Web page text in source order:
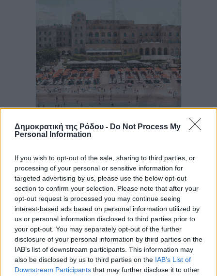
Δημοκρατική της Ρόδου - Do Not Process My
Personal Information
If you wish to opt-out of the sale, sharing to third parties, or
processing of your personal or sensitive information for
targeted advertising by us, please use the below opt-out
section to confirm your selection. Please note that after your
opt-out request is processed you may continue seeing
interest-based ads based on personal information utilized by
us or personal information disclosed to third parties prior to
your opt-out. You may separately opt-out of the further
disclosure of your personal information by third parties on the
IAB’s list of downstream participants. This information may
also be disclosed by us to third parties on the IAB’s List of
Downstream Participants that may further disclose it to other